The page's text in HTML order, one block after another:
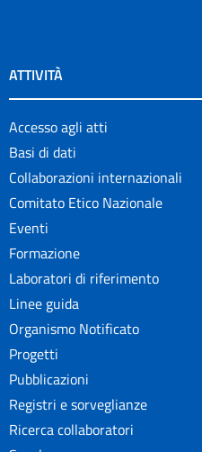
ATTIVITÀ
Accesso agli atti
Basi di dati
Collaborazioni internazionali
Comitato Etico Nazionale
Eventi
Formazione
Laboratori di riferimento
Linee guida
Organismo Notificato
Progetti
Pubblicazioni
Registri e sorveglianze
Ricerca collaboratori